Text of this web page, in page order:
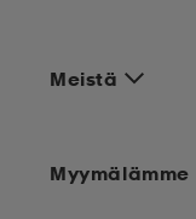
Meistä
Myymälämme